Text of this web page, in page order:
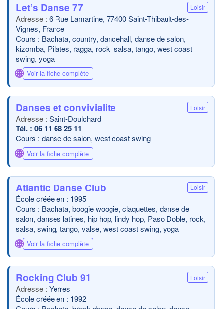
Let’s Danse 77 Loisir
6 Rue Lamartine, 77400 Saint-Thibault-des-
Vignes, France
Cours : Bachata, country, dancehall, danse de salon,
kizomba, Pilates, ragga, rock, salsa, tango, west coast
swing, yoga
🌐 Voir la fiche complète
Danses et convivialite Loisir
Saint-Doulchard
06 11 68 25 11
Cours : danse de salon, west coast swing
🌐 Voir la fiche complète
Atlantic Danse Club Loisir
École créée en : 1995
Cours : Bachata, boogie woogie, claquettes, danse de
salon, danses latines, hip hop, lindy hop, Paso Doble, rock,
salsa, swing, tango, valse, west coast swing, yoga
🌐 Voir la fiche complète
Rocking Club 91 Loisir
Yerres
École créée en : 1992